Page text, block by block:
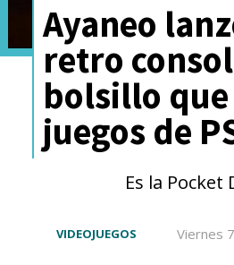
Ayaneo
retro
bolsillo
juegos de
Es la Pocket
Viernes
VIDEOJUEGOS